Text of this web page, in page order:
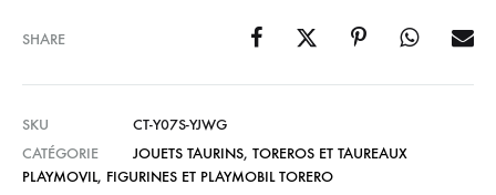
SHARE
SKU
CT-Y07S-YJWG
CATÉGORIE
JOUETS TAURINS, TOREROS ET TAUREAUX
PLAYMOVIL, FIGURINES ET PLAYMOBIL TORERO